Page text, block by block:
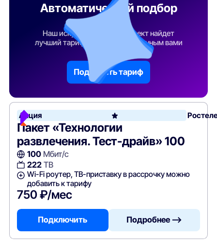
Автоматический подбор
тарифа
Наш искусственный интеллект найдет
лучший тарифный план по указанным вами
Подобрать тариф
Акция
Пакет «Технологии
развлечения. Тест-драйв» 100
100Мбит/с
222ТВ
Wi-Fi роутер, ТВ-приставку в рассрочку можно
добавить к тарифу
750 ₽/мес
Подключить Подробнее —>